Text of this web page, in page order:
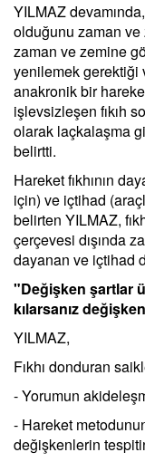
YILMAZ
olduğunu zaman
zaman ve zemine
yenilemek gerektiği
anakronik bir
işlevsizleşen fıkıh
olarak laçkalaşma
belirtti.
Hareket fıkhının
için) ve içtihad
belirten YILMAZ,
çerçevesi dışında
dayanan ve içtihad
"Değişken şartlar
kılarsanız
YILMAZ,
Fıkhı donduran
- Yorumun
- Hareket
değişkenlerin